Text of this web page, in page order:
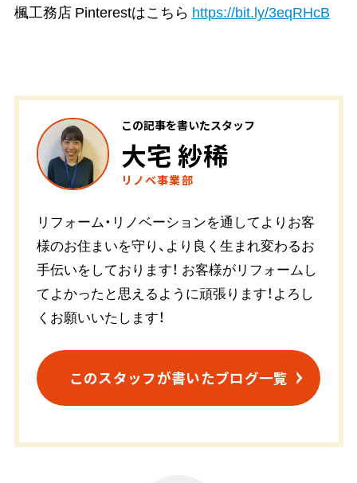
楓工務店 Pinterestはこちら https://bit.ly/3eqRHcB
この記事を書いたスタッフ
大宅 紗稀
リノベ事業部
リフォーム・リノベーションを通してよりお客
様のお住まいを守り、より良く生まれ変わるお
手伝いをしております！ お客様がリフォームし
てよかったと思えるように頑張ります！よろし
くお願いいたします！
このスタッフが書いたブログ一覧